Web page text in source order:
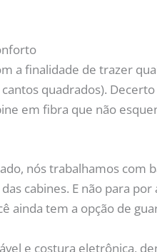
a finalidade de trazer
quadrados).
em fibra que não
nós trabalhamos com
cabines. E não para
ainda tem a opção de
e costura eletrônica,